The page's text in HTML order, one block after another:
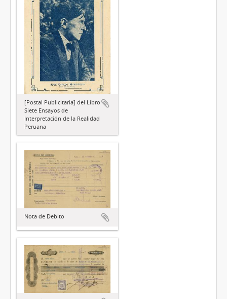
[Postal Publicitaria] del Libro
Siete Ensayos de
Interpretación de la Realidad
Peruana
Nota de Debito